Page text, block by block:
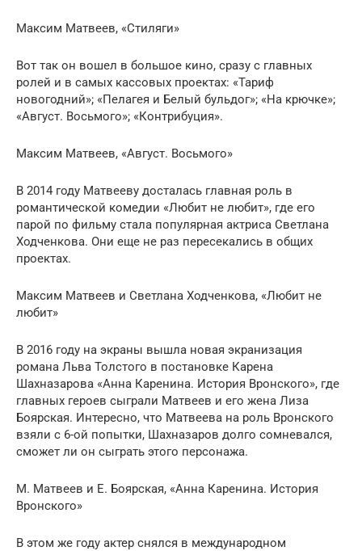
Максим Матвеев, «Стиляги»
Вот так он вошел в большое кино, сразу с главных
ролей и в самых кассовых проектах: «Тариф
новогодний»; «Пелагея и Белый бульдог»; «На крючке»;
«Август. Восьмого»; «Контрибуция».
Максим Матвеев, «Август. Восьмого»
В 2014 году Матвееву досталась главная роль в
романтической комедии «Любит не любит», где его
парой по фильму стала популярная актриса Светлана
Ходченкова. Они еще не раз пересекались в общих
проектах.
Максим Матвеев и Светлана Ходченкова, «Любит не
любит»
В 2016 году на экраны вышла новая экранизация
романа Льва Толстого в постановке Карена
Шахназарова «Анна Каренина. История Вронского», где
главных героев сыграли Матвеев и его жена Лиза
Боярская. Интересно, что Матвеева на роль Вронского
взяли с 6-ой попытки, Шахназаров долго сомневался,
сможет ли он сыграть этого персонажа.
М. Матвеев и Е. Боярская, «Анна Каренина. История
Вронского»
В этом же году актер снялся в международном